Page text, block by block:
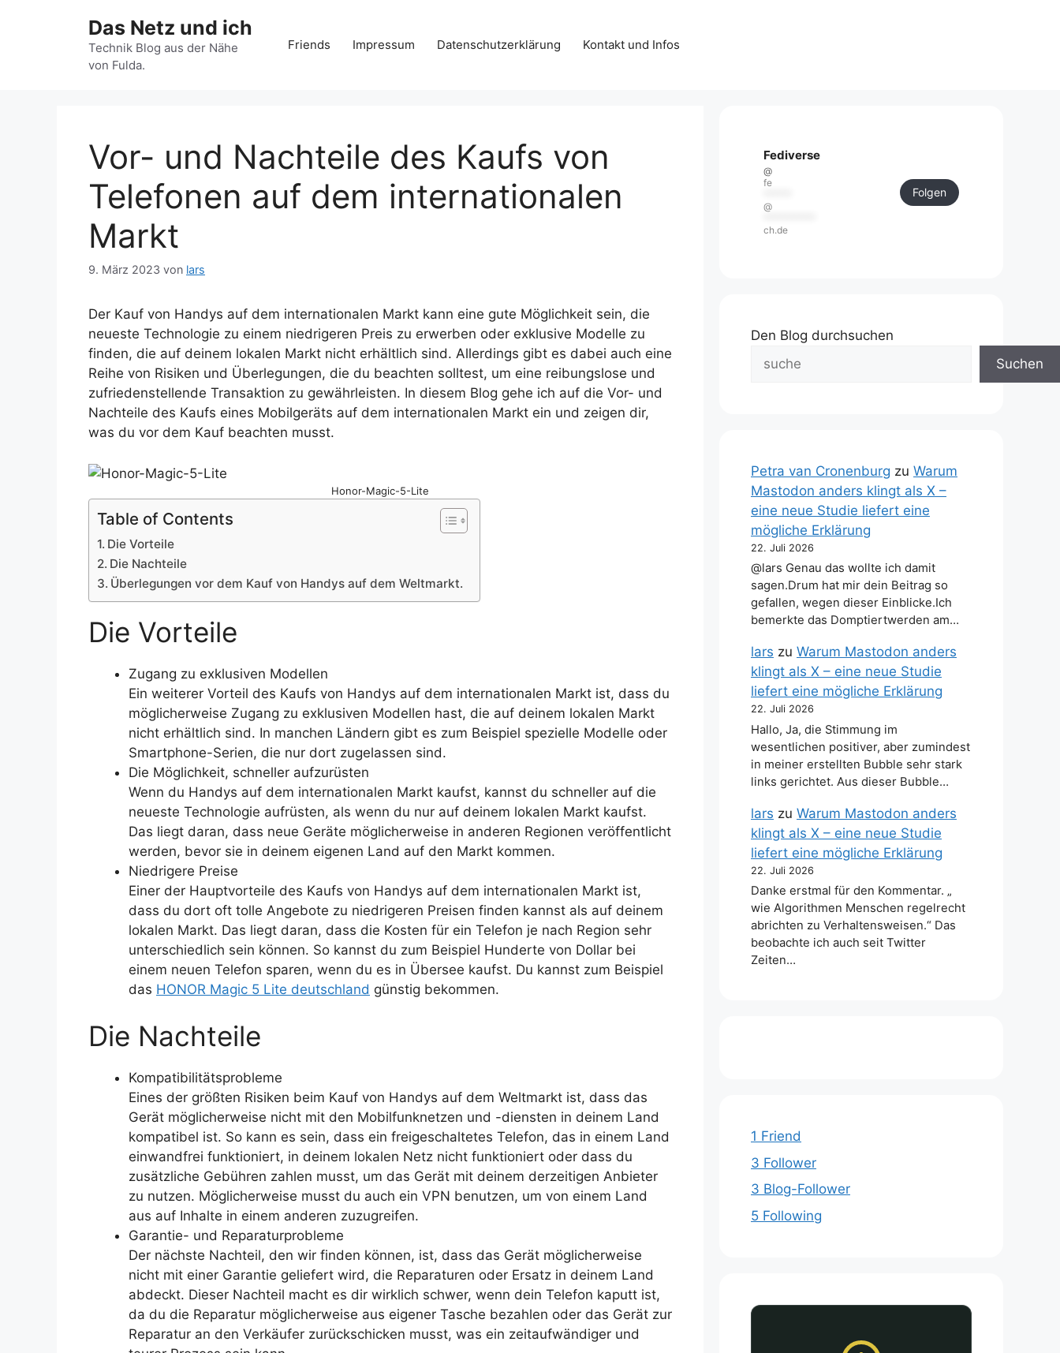
Das Netz und ich
Technik Blog aus der Nähe
von Fulda.
Friends Impressum Datenschutzerklärung Kontakt und Infos
Vor- und Nachteile des Kaufs von
Telefonen auf dem internationalen
Markt
9. März 2023 von lars
Der Kauf von Handys auf dem internationalen Markt kann eine gute Möglichkeit sein, die
neueste Technologie zu einem niedrigeren Preis zu erwerben oder exklusive Modelle zu
finden, die auf deinem lokalen Markt nicht erhältlich sind. Allerdings gibt es dabei auch eine
Reihe von Risiken und Überlegungen, die du beachten solltest, um eine reibungslose und
zufriedenstellende Transaktion zu gewährleisten. In diesem Blog gehe ich auf die Vor- und
Nachteile des Kaufs eines Mobilgeräts auf dem internationalen Markt ein und zeigen dir,
was du vor dem Kauf beachten musst.
Honor-Magic-5-Lite
Table of Contents
Die Vorteile
Die Nachteile
Überlegungen vor dem Kauf von Handys auf dem Weltmarkt.
Die Vorteile
Zugang zu exklusiven Modellen
Ein weiterer Vorteil des Kaufs von Handys auf dem internationalen Markt ist, dass du
möglicherweise Zugang zu exklusiven Modellen hast, die auf deinem lokalen Markt
nicht erhältlich sind. In manchen Ländern gibt es zum Beispiel spezielle Modelle oder
Smartphone-Serien, die nur dort zugelassen sind.
Die Möglichkeit, schneller aufzurüsten
Wenn du Handys auf dem internationalen Markt kaufst, kannst du schneller auf die
neueste Technologie aufrüsten, als wenn du nur auf deinem lokalen Markt kaufst.
Das liegt daran, dass neue Geräte möglicherweise in anderen Regionen veröffentlicht
werden, bevor sie in deinem eigenen Land auf den Markt kommen.
Niedrigere Preise
Einer der Hauptvorteile des Kaufs von Handys auf dem internationalen Markt ist,
dass du dort oft tolle Angebote zu niedrigeren Preisen finden kannst als auf deinem
lokalen Markt. Das liegt daran, dass die Kosten für ein Telefon je nach Region sehr
unterschiedlich sein können. So kannst du zum Beispiel Hunderte von Dollar bei
einem neuen Telefon sparen, wenn du es in Übersee kaufst. Du kannst zum Beispiel
das HONOR Magic 5 Lite deutschland günstig bekommen.
Die Nachteile
Kompatibilitätsprobleme
Eines der größten Risiken beim Kauf von Handys auf dem Weltmarkt ist, dass das
Gerät möglicherweise nicht mit den Mobilfunknetzen und -diensten in deinem Land
kompatibel ist. So kann es sein, dass ein freigeschaltetes Telefon, das in einem Land
einwandfrei funktioniert, in deinem lokalen Netz nicht funktioniert oder dass du
zusätzliche Gebühren zahlen musst, um das Gerät mit deinem derzeitigen Anbieter
zu nutzen. Möglicherweise musst du auch ein VPN benutzen, um von einem Land
aus auf Inhalte in einem anderen zuzugreifen.
Garantie- und Reparaturprobleme
Der nächste Nachteil, den wir finden können, ist, dass das Gerät möglicherweise
nicht mit einer Garantie geliefert wird, die Reparaturen oder Ersatz in deinem Land
abdeckt. Dieser Nachteil macht es dir wirklich schwer, wenn dein Telefon kaputt ist,
da du die Reparatur möglicherweise aus eigener Tasche bezahlen oder das Gerät zur
Reparatur an den Verkäufer zurückschicken musst, was ein zeitaufwändiger und
Fediverse
@
fe
@
ch.de
Folgen
Den Blog durchsuchen
Suchen
Petra van Cronenburg zu Warum
Mastodon anders klingt als X –
eine neue Studie liefert eine
mögliche Erklärung
22. Juli 2026
@lars Genau das wollte ich damit
sagen.Drum hat mir dein Beitrag so
gefallen, wegen dieser Einblicke.Ich
bemerkte das Domptiertwerden am…
lars zu Warum Mastodon anders
klingt als X – eine neue Studie
liefert eine mögliche Erklärung
22. Juli 2026
Hallo, Ja, die Stimmung im
wesentlichen positiver, aber zumindest
in meiner erstellten Bubble sehr stark
links gerichtet. Aus dieser Bubble…
lars zu Warum Mastodon anders
klingt als X – eine neue Studie
liefert eine mögliche Erklärung
22. Juli 2026
Danke erstmal für den Kommentar. „
wie Algorithmen Menschen regelrecht
abrichten zu Verhaltensweisen.“ Das
beobachte ich auch seit Twitter
Zeiten…
1 Friend
3 Follower
3 Blog-Follower
5 Following